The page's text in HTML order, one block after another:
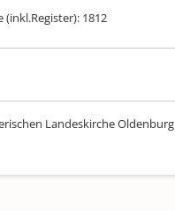
1812
Landeskirche Oldenburg